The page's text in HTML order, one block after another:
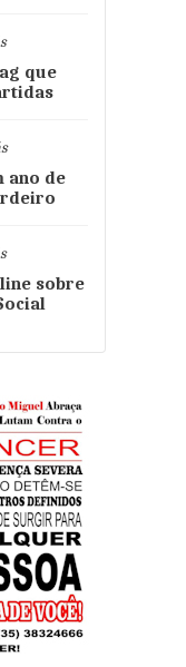
que
ano de
sobre